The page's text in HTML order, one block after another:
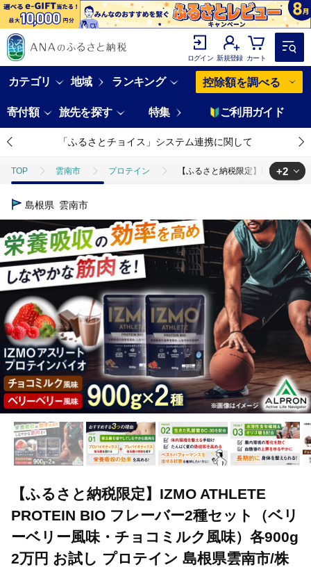
ログイン 新規登録 カート
カテゴリ 地域 ランキング 控除額を調べる
寄付額 旅先を探す 特集 ご利用ガイド
「ふるさとチョイス」システム連携に関して
TOP 雲南市 プロテイン 【ふるさと納税限定】IZMO
TOP
加工食品 ほかの加工食品 【ふるさと納税限定】IZMO
+2
島根県 雲南市
【ふるさと納税限定】IZMO ATHLETE
PROTEIN BIO フレーバー2種セット（ベリ
ーベリー風味・チョコミルク風味）各900g
2万円 お試し プロテイン 島根県雲南市/株